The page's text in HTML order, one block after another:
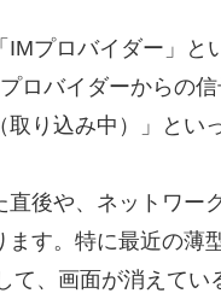
プロバイダー」と
ロバイダーからの
り込み中）」とい
後や、ネットワー
す。特に最近の薄
、画面が消えてい